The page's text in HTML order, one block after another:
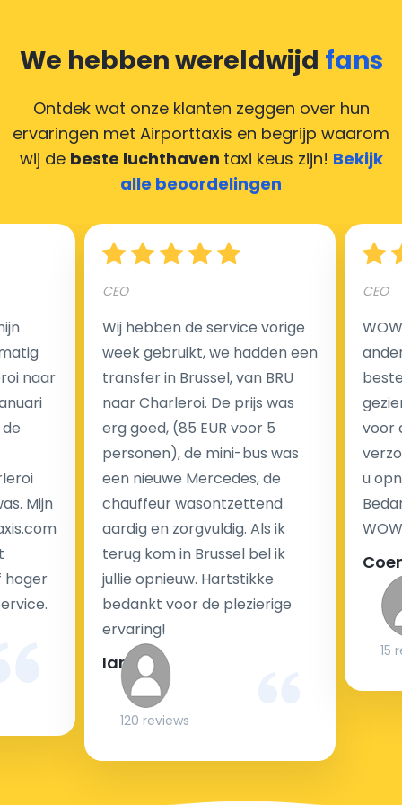
Heeft u online betaald en wilt u uw chauffeur toch een
compliment geven, maar heeft u geen contant geld?
Deze situatie is vrij gebruikelijk in onze tijd van
creditcards. Geen probleem! U kunt ons heel blij
maken door uw feedback achter te laten en wij
zorgen ervoor dat uw chauffeur deze krijgt.
Hoeveel kost een luchthaven taxi transfer?
Een van de meest aantrekkelijke voordelen van
luchthaventaxi's is een vast tarief voor uw rit. In
tegenstelling tot traditionele taxi's met taxameter
brengen wij u geen extra kosten in rekening voor de
We hebben geen ophaaltarief of extra kosten voor
wachttijd als uw vlucht vertraging heeft.
Kijk op onze website voor meer informatie over uw
transferkosten. Ons boekingsformulier bevat alle
mogelijke extra's die u kunt kiezen en de prijs die u
krijgt is transparant voor een passagier en een
Kan taxi transfer bij aankomst op de luchthaven
gereserveerd worden?
We hebben wereldwijd fans
Ontdek wat onze klanten zeggen over hun
ervaringen met Airporttaxis en begrijp waarom
wij de beste luchthaven taxi keus zijn! Bekijk
alle beoordelingen
naar
Mijn
hoger
CEO
Wij hebben de service vorige
week gebruikt, we hadden een
transfer in Brussel, van BRU
naar Charleroi. De prijs was
erg goed, (85 EUR voor 5
personen), de mini-bus was
een nieuwe Mercedes, de
chauffeur wasontzettend
aardig en zorgvuldig. Als ik
terug kom in Brussel bel ik
jullie opnieuw. Hartstikke
bedankt voor de plezierige
ervaring!
Ian
120 reviews
CEO
voor
u
15